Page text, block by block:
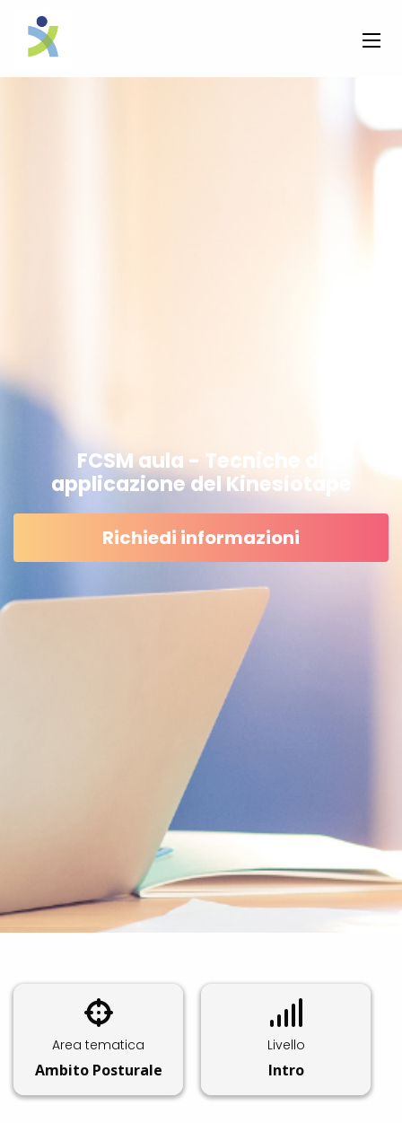
FCSM aula - Tecniche di
applicazione del Kinesiotape
Richiedi informazioni
Area tematica
Ambito Posturale
Livello
Intro